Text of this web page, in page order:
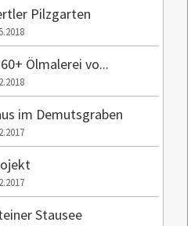
Pilzgarten
Ölmalerei vo...
im Demutsgraben
Stausee